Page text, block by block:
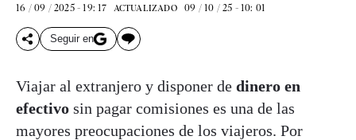
16 / 09 / 2025 - 19: 17 ACTUALIZADO 09 / 10 / 25 - 10: 01
Seguir en
Viajar al extranjero y disponer de dinero en
efectivo sin pagar comisiones es una de las
mayores preocupaciones de los viajeros. Por